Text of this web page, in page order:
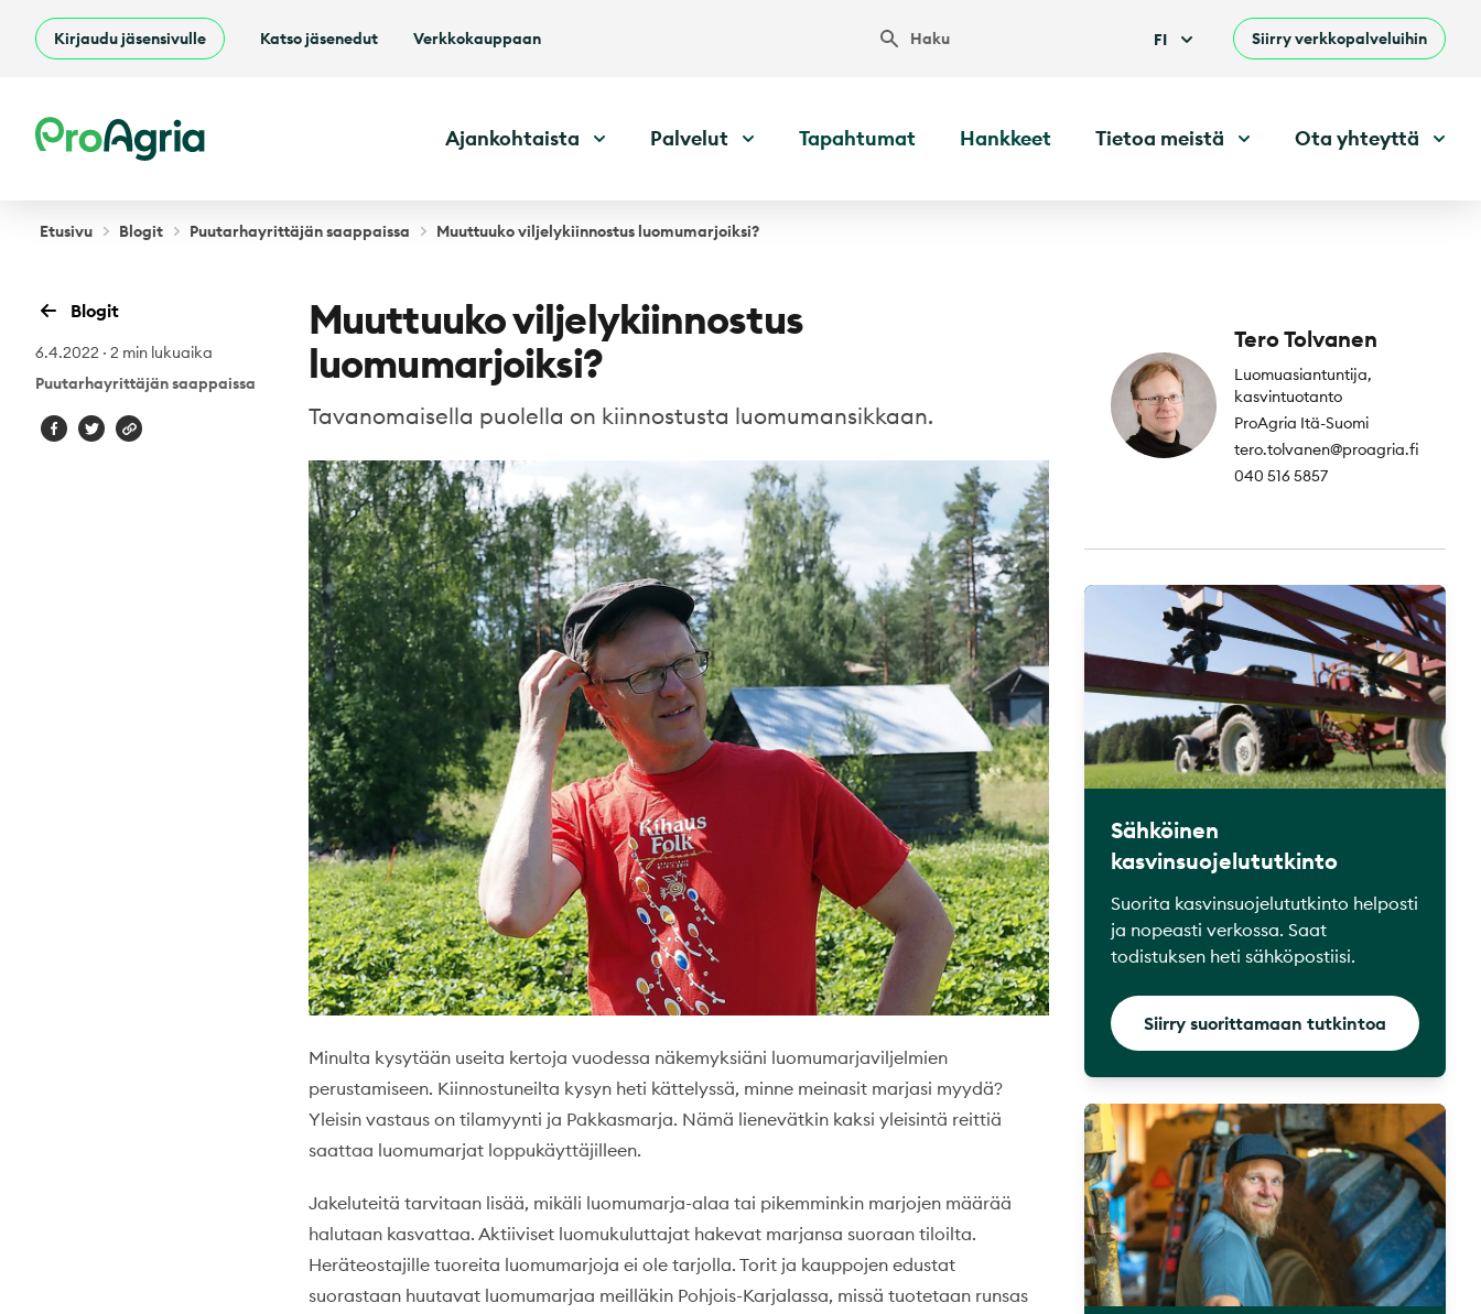
Kirjaudu jäsensivulle Katso jäsenedut Verkkokauppaan Haku FI Siirry verkkopalveluihin
ProAgria Ajankohtaista Palvelut Tapahtumat Hankkeet Tietoa meistä Ota yhteyttä
Etusivu Blogit Puutarhayrittäjän saappaissa Muuttuuko viljelykiinnostus luomumarjoiksi?
Blogit
6.4.2022 · 2 min lukuaika
Puutarhayrittäjän saappaissa
Muuttuuko viljelykiinnostus
luomumarjoiksi?
Tavanomaisella puolella on kiinnostusta luomumansikkaan.
Minulta kysytään useita kertoja vuodessa näkemyksiäni luomumarjaviljelmien
perustamiseen. Kiinnostuneilta kysyn heti kättelyssä, minne meinasit marjasi myydä?
Yleisin vastaus on tilamyynti ja Pakkasmarja. Nämä lienevätkin kaksi yleisintä reittiä
saattaa luomumarjat loppukäyttäjilleen.
Jakeluteitä tarvitaan lisää, mikäli luomumarja-alaa tai pikemminkin marjojen määrää
halutaan kasvattaa. Aktiiviset luomukuluttajat hakevat marjansa suoraan tiloilta.
Heräteostajille tuoreita luomumarjoja ei ole tarjolla. Torit ja kauppojen edustat
suorastaan huutavat luomumarjaa meilläkin Pohjois-Karjalassa, missä tuotetaan runsas
Tero Tolvanen
Luomuasiantuntija,
kasvintuotanto
ProAgria Itä-Suomi
tero.tolvanen@proagria.fi
040 516 5857
Sähköinen
kasvinsuojelututkinto
Suorita kasvinsuojelututkinto helposti
ja nopeasti verkossa. Saat
todistuksen heti sähköpostiisi.
Siirry suorittamaan tutkintoa